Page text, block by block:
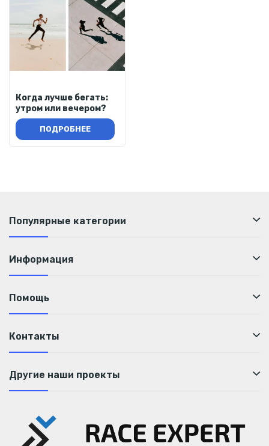
Когда лучше бегать:
утром или вечером?
ПОДРОБНЕЕ
Популярные категории
Информация
Помощь
Контакты
Другие наши проекты